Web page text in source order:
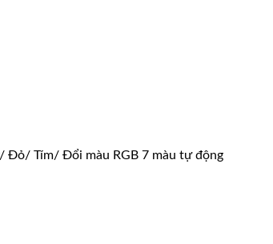
Đỏ/ Tím/ Đổi màu RGB 7 màu tự động